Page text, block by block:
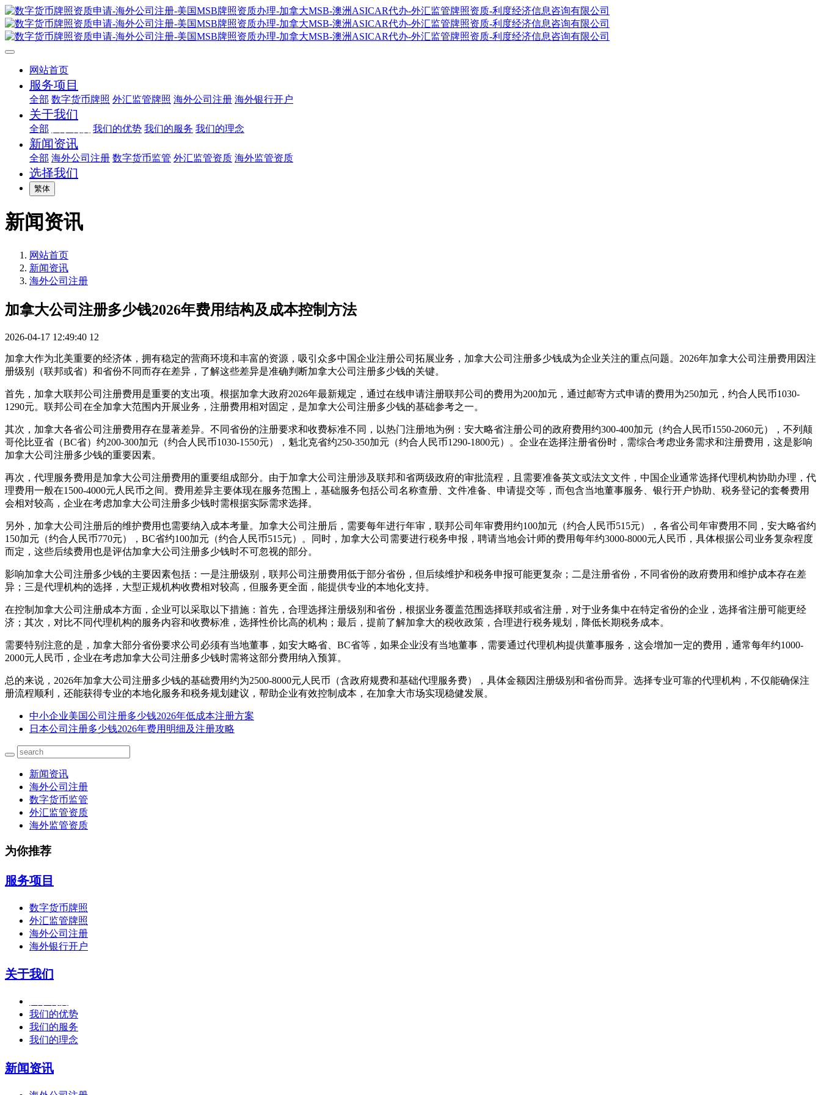
网站首页
服务项目
全部 数字货币牌照 外汇监管牌照 海外公司注册 海外银行开户
关于我们
全部 我们的优势 我们的服务 我们的理念
新闻资讯
全部 海外公司注册 数字货币监管 外汇监管资质 海外监管资质
选择我们
繁体
新闻资讯
网站首页
新闻资讯
海外公司注册
加拿大公司注册多少钱2026年费用结构及成本控制方法
2026-04-17 12:49:40 12
加拿大作为北美重要的经济体，拥有稳定的营商环境和丰富的资源，吸引众多中国企业注册公司拓展业务，加拿大公司注册多少钱成为企业关注的重点问题。2026年加拿大公司注册费用因注
册级别（联邦或省）和省份不同而存在差异，了解这些差异是准确判断加拿大公司注册多少钱的关键。
首先，加拿大联邦公司注册费用是重要的支出项。根据加拿大政府2026年最新规定，通过在线申请注册联邦公司的费用为200加元，通过邮寄方式申请的费用为250加元，约合人民币1030-
1290元。联邦公司在全加拿大范围内开展业务，注册费用相对固定，是加拿大公司注册多少钱的基础参考之一。
其次，加拿大各省公司注册费用存在显著差异。不同省份的注册要求和收费标准不同，以热门注册地为例：安大略省注册公司的政府费用约300-400加元（约合人民币1550-2060元），不列颠
哥伦比亚省（BC省）约200-300加元（约合人民币1030-1550元），魁北克省约250-350加元（约合人民币1290-1800元）。企业在选择注册省份时，需综合考虑业务需求和注册费用，这是影响
加拿大公司注册多少钱的重要因素。
再次，代理服务费用是加拿大公司注册费用的重要组成部分。由于加拿大公司注册涉及联邦和省两级政府的审批流程，且需要准备英文或法文文件，中国企业通常选择代理机构协助办理，代
理费用一般在1500-4000元人民币之间。费用差异主要体现在服务范围上，基础服务包括公司名称查册、文件准备、申请提交等，而包含当地董事服务、银行开户协助、税务登记的套餐费用
会相对较高，企业在考虑加拿大公司注册多少钱时需根据实际需求选择。
另外，加拿大公司注册后的维护费用也需要纳入成本考量。加拿大公司注册后，需要每年进行年审，联邦公司年审费用约100加元（约合人民币515元），各省公司年审费用不同，安大略省约
150加元（约合人民币770元），BC省约100加元（约合人民币515元）。同时，加拿大公司需要进行税务申报，聘请当地会计师的费用每年约3000-8000元人民币，具体根据公司业务复杂程度
而定，这些后续费用也是评估加拿大公司注册多少钱时不可忽视的部分。
影响加拿大公司注册多少钱的主要因素包括：一是注册级别，联邦公司注册费用低于部分省份，但后续维护和税务申报可能更复杂；二是注册省份，不同省份的政府费用和维护成本存在差
异；三是代理机构的选择，大型正规机构收费相对较高，但服务更全面，能提供专业的本地化支持。
在控制加拿大公司注册成本方面，企业可以采取以下措施：首先，合理选择注册级别和省份，根据业务覆盖范围选择联邦或省注册，对于业务集中在特定省份的企业，选择省注册可能更经
济；其次，对比不同代理机构的服务内容和收费标准，选择性价比高的机构；最后，提前了解加拿大的税收政策，合理进行税务规划，降低长期税务成本。
需要特别注意的是，加拿大部分省份要求公司必须有当地董事，如安大略省、BC省等，如果企业没有当地董事，需要通过代理机构提供董事服务，这会增加一定的费用，通常每年约1000-
2000元人民币，企业在考虑加拿大公司注册多少钱时需将这部分费用纳入预算。
总的来说，2026年加拿大公司注册多少钱的基础费用约为2500-8000元人民币（含政府规费和基础代理服务费），具体金额因注册级别和省份而异。选择专业可靠的代理机构，不仅能确保注
册流程顺利，还能获得专业的本地化服务和税务规划建议，帮助企业有效控制成本，在加拿大市场实现稳健发展。
中小企业美国公司注册多少钱2026年低成本注册方案
日本公司注册多少钱2026年费用明细及注册攻略
新闻资讯
海外公司注册
数字货币监管
外汇监管资质
海外监管资质
为你推荐
服务项目
数字货币牌照
外汇监管牌照
海外公司注册
海外银行开户
关于我们
我们的优势
我们的服务
我们的理念
新闻资讯